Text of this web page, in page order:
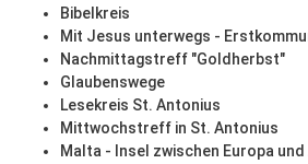
Bibelkreis
Mit Jesus unterwegs -
Nachmittagstreff "Goldherbst"
Glaubenswege
Lesekreis St. Antonius
Mittwochstreff in St. Antonius
Malta - Insel zwischen Europa